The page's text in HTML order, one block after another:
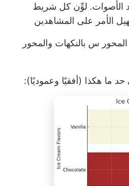
الأصوات. لوِّن كل شريط
الأمر على المشاهدين
س بالنكهات والمحور
حد ما هكذا (أفقيًا وعموديًا):